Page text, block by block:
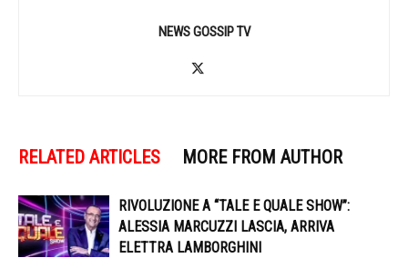
NEWS GOSSIP TV
RELATED ARTICLES MORE FROM AUTHOR
RIVOLUZIONE A “TALE E QUALE SHOW”:
ALESSIA MARCUZZI LASCIA, ARRIVA
ELETTRA LAMBORGHINI